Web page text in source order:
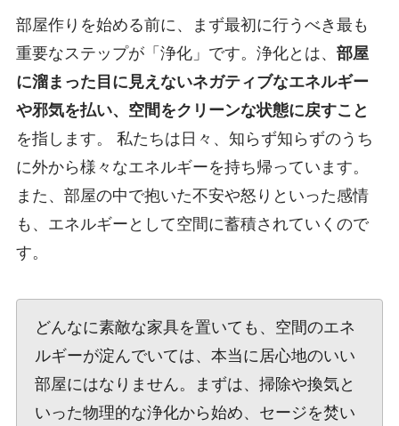
部屋作りを始める前に、まず最初に行うべき最も
重要なステップが「浄化」です。浄化とは、 部屋
に溜まった目に見えないネガティブなエネルギー
や邪気を払い、空間をクリーンな状態に戻すこと
を指します。 私たちは日々、知らず知らずのうち
に外から様々なエネルギーを持ち帰っています。
また、部屋の中で抱いた不安や怒りといった感情
も、エネルギーとして空間に蓄積されていくので
す。
どんなに素敵な家具を置いても、空間のエネ
ルギーが淀んでいては、本当に居心地のいい
部屋にはなりません。まずは、掃除や換気と
いった物理的な浄化から始め、セージを焚い